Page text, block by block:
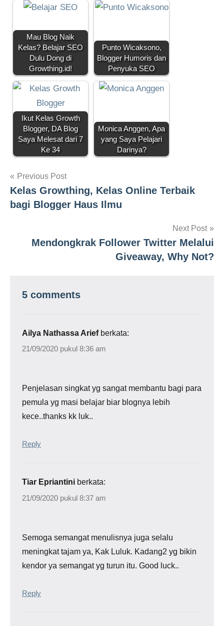
Mau Blog Naik
Kelas? Belajar SEO
Dulu Dong di
Growthing.id!
Punto Wicaksono,
Blogger Humoris dan
Penyuka SEO
Ikut Kelas Growth
Blogger, DA Blog
Saya Melesat dari 7
Ke 34
Monica Anggen, Apa
yang Saya Pelajari
Darinya?
Navigasi
pos
Previous Post
Kelas Growthing, Kelas Online Terbaik
bagi Blogger Haus Ilmu
Next Post
Mendongkrak Follower Twitter Melalui
Giveaway, Why Not?
5 comments
Ailya Nathassa Arief berkata:
21/09/2020 pukul 8:36 am
Penjelasan singkat yg sangat membantu bagi para
pemula yg masi belajar biar blognya lebih
kece..thanks kk luk..
Reply
Tiar Epriantini berkata:
21/09/2020 pukul 8:37 am
Semoga semangat menulisnya juga selalu
meningkat tajam ya, Kak Luluk. Kadang2 yg bikin
kendor ya semangat yg turun itu. Good luck..
Reply